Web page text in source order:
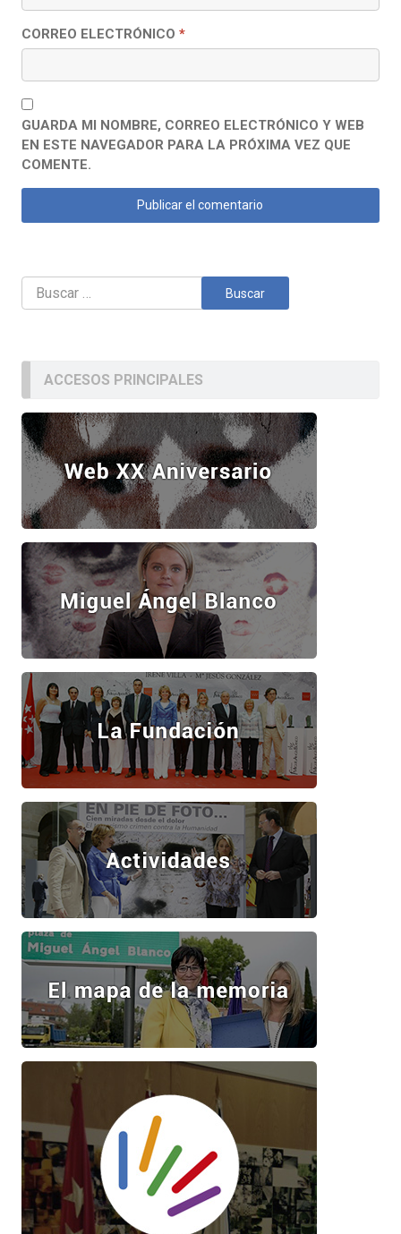
CORREO ELECTRÓNICO *
GUARDA MI NOMBRE, CORREO ELECTRÓNICO Y WEB
EN ESTE NAVEGADOR PARA LA PRÓXIMA VEZ QUE
COMENTE.
Buscar:
ACCESOS PRINCIPALES